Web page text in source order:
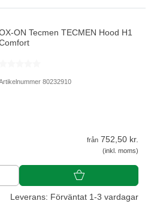
ON Tecmen TECMEN Hood H1
80232910
från 752,50 kr.
(inkl. moms)
Leverans: Förväntat 1-3 vardagar